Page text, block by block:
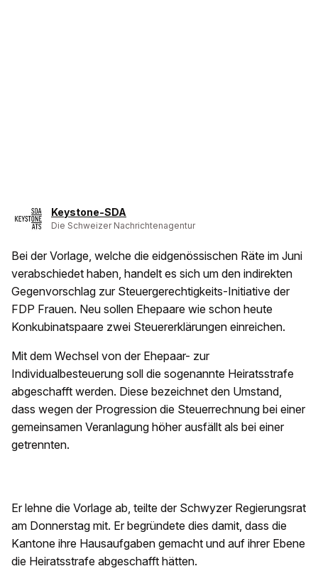
Keystone-SDA
Die Schweizer Nachrichtenagentur
Bei der Vorlage, welche die eidgenössischen Räte im Juni
verabschiedet haben, handelt es sich um den indirekten
Gegenvorschlag zur Steuergerechtigkeits-Initiative der
FDP Frauen. Neu sollen Ehepaare wie schon heute
Konkubinatspaare zwei Steuererklärungen einreichen.
Mit dem Wechsel von der Ehepaar- zur
Individualbesteuerung soll die sogenannte Heiratsstrafe
abgeschafft werden. Diese bezeichnet den Umstand,
dass wegen der Progression die Steuerrechnung bei einer
gemeinsamen Veranlagung höher ausfällt als bei einer
getrennten.
Er lehne die Vorlage ab, teilte der Schwyzer Regierungsrat
am Donnerstag mit. Er begründete dies damit, dass die
Kantone ihre Hausaufgaben gemacht und auf ihrer Ebene
die Heiratsstrafe abgeschafft hätten.